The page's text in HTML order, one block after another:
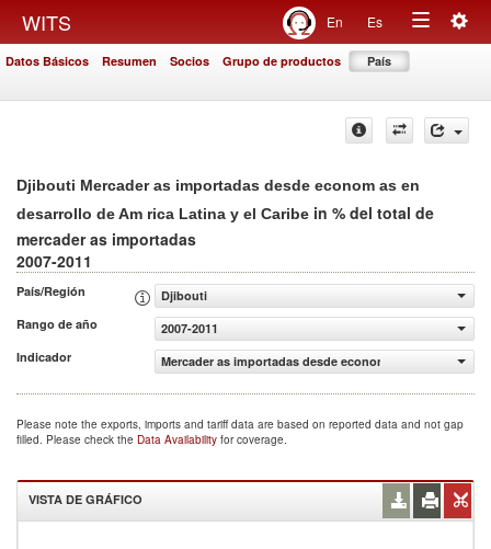
WITS En Es
Toggle
Datos Básicos Resumen Socios Grupo de productos País
Djibouti Mercader as importadas desde econom as en
desarrollo de Am rica Latina y el Caribe in % del total de
mercader as importadas
2007-2011
País/Región
Djibouti
Rango de año
2007-2011
Indicador
Mercader as importadas desde econom as en
Please note the exports, imports and tariff data are based on reported data and not gap
filled. Please check the Data Availability for coverage.
VISTA DE GRÁFICO